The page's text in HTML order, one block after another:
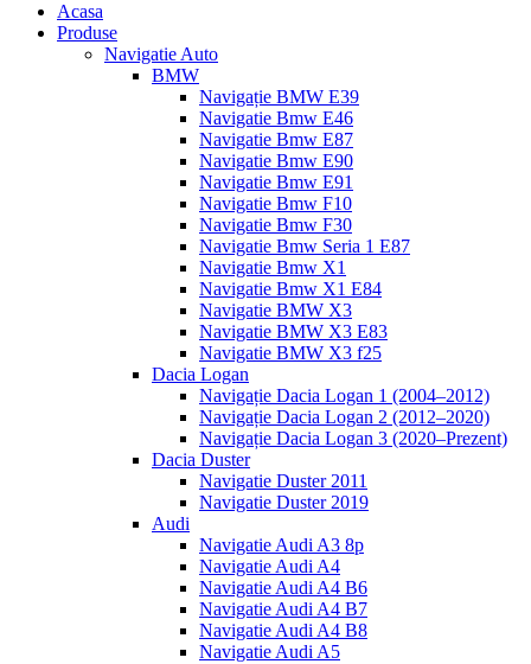
Acasa
Produse
Navigatie Auto
BMW
Navigație BMW E39
Navigatie Bmw E46
Navigatie Bmw E87
Navigatie Bmw E90
Navigatie Bmw E91
Navigatie Bmw F10
Navigatie Bmw F30
Navigatie Bmw Seria 1 E87
Navigatie Bmw X1
Navigatie Bmw X1 E84
Navigatie BMW X3
Navigatie BMW X3 E83
Navigatie BMW X3 f25
Dacia Logan
Navigație Dacia Logan 1 (2004–2012)
Navigație Dacia Logan 2 (2012–2020)
Navigație Dacia Logan 3 (2020–Prezent)
Dacia Duster
Navigatie Duster 2011
Navigatie Duster 2019
Audi
Navigatie Audi A3 8p
Navigatie Audi A4
Navigatie Audi A4 B6
Navigatie Audi A4 B7
Navigatie Audi A4 B8
Navigatie Audi A5